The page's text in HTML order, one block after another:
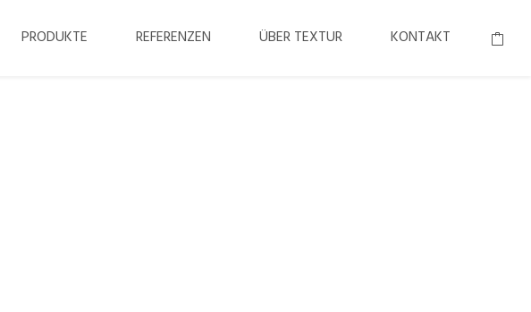
PRODUKTE REFERENZEN ÜBER TEXTUR KONTAKT